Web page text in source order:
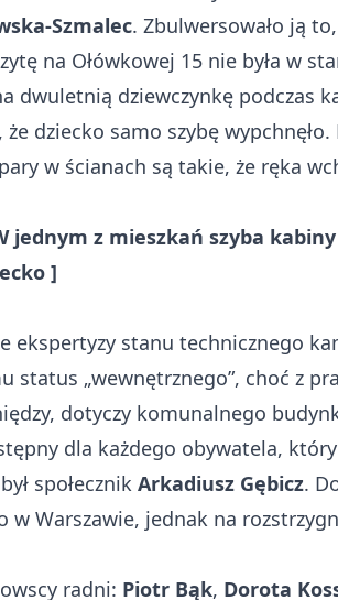
Szmalec. Zbulwersowało ją
na Ołówkowej 15 nie była w
dziewczynkę podczas
dziecko samo szybę
w ścianach są takie, że ręka
jednym z mieszkań szyba
]
ekspertyzy stanu technicznego
status „wewnętrznego”, choć z
dotyczy komunalnego
dla każdego obywatela,
społecznik Arkadiusz Gębicz.
w Warszawie, jednak na
radni: Piotr Bąk, Dorota